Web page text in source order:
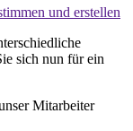
und erstellen
sich nun für ein
Mitarbeiter